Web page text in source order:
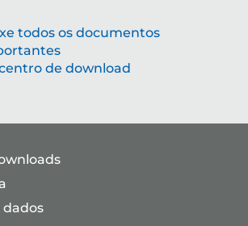
todos os documentos
de download
dados